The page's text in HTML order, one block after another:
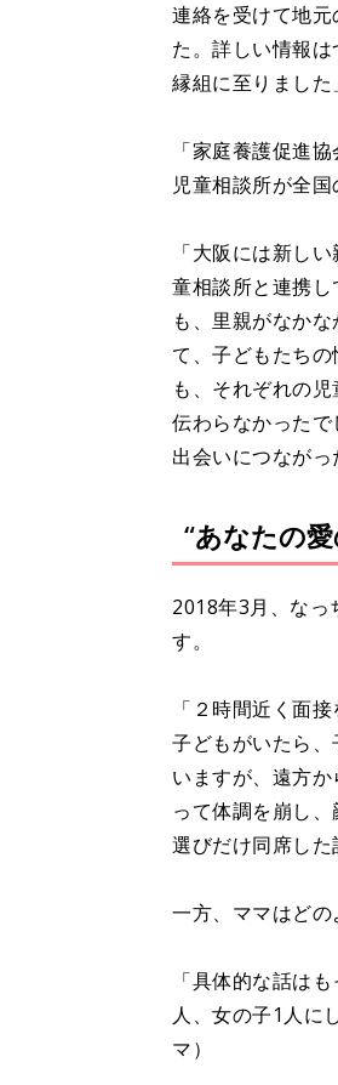
連絡を受けて地
た。詳しい情報
縁組に至りました
「家庭養護促進
児童相談所が全
「大阪には新し
童相談所と連携
も、里親がなか
て、子どもたち
も、それぞれの
伝わらなかった
出会いにつながっ
“あなたの
2018年3月、なっ
す。
「２時間近く面
子どもがいたら
いますが、遠方
って体調を崩し
選びだけ同席した
一方、ママはどの
「具体的な話は
人、女の子1人に
マ）